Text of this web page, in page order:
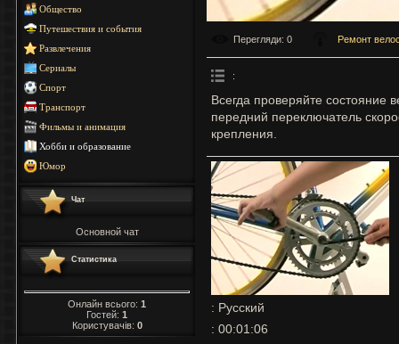
Общество
Путешествия и события
Развлечения
Сериалы
Спорт
Транспорт
Фильмы и анимация
Хобби и образование
Юмор
Чат
Основной чат
Статистика
Онлайн всього: 1
Гостей: 1
Користувачів: 0
Перегляди: 0 Ремонт
:
Всегда проверяйте состояние
передний переключатель
крепления.
: Русский
: 00:01:06